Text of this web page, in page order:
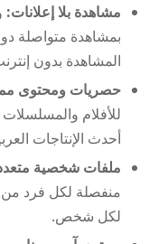
مشاهدة بلا إعلانات:
بمشاهدة متواصلة
المشاهدة بدون
حصريات ومحتوى
للأفلام
أحدث الإنتاجات
ملفات شخصية
منفصلة لكل فرد من
لكل شخص.